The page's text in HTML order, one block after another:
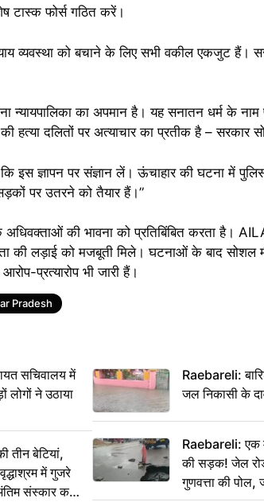
टास्क फोर्स गठित करें।
व्यवस्था को बचाने के लिए सभी वकील एकजुट हैं।
न्यायपालिका का अपमान है। यह सनातन धर्म के नाम
हत्या दलितों पर अत्याचार का प्रतीक है – सरकार
कि इस ज्ञापन पर संज्ञान लें। ऊंचाहार की घटना में
पर उतरने को तैयार हैं।”
की भावना को प्रतिबिंबित करता है।
की लड़ाई को मजबूती मिले। घटनाओं के बाद सोशल
प्रत्यारोप भी जारी हैं।
Pradesh
सचिवालय में
लोगों ने उठाया
तीन बेटियां,
में गुजरे
संस्कार कर
Raebareli:
जल निकासी के
Raebareli: एक
की सड़क! जेल रोड
गुणवत्ता की पोल,